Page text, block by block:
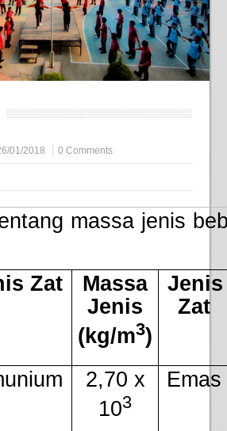
01/2018 0 Comments
massa jenis
Zat
Massa
Jenis
(kg/m3)
Jenis
Zat
2,70 x
103
Emas